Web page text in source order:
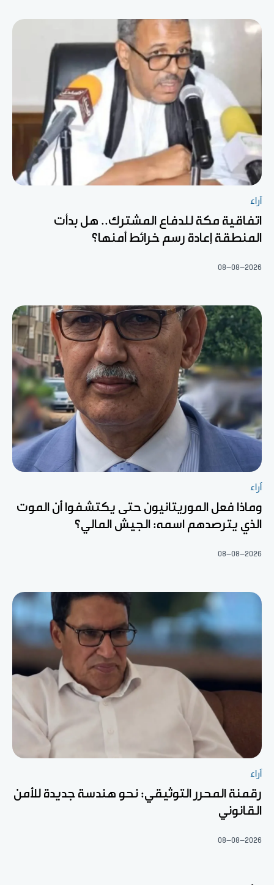
آراء
اتفاقية مكة للدفاع المشترك.. هل بدأت
المنطقة إعادة رسم خرائط أمنها؟
08-08-2026
آراء
وماذا فعل الموريتانيون حتى يكتشفوا أن الموت
الذي يترصدهم اسمه: الجيش المالي؟
08-08-2026
آراء
رقمنة المحرر التوثيقي: نحو هندسة جديدة للأمن
القانوني
08-08-2026